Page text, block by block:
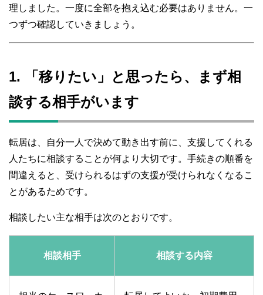
理しました。一度に全部を抱え込む必要はありません。一
つずつ確認していきましょう。
1. 「移りたい」と思ったら、まず相
談する相手がいます
転居は、自分一人で決めて動き出す前に、支援してくれる
人たちに相談することが何より大切です。手続きの順番を
間違えると、受けられるはずの支援が受けられなくなるこ
とがあるためです。
相談したい主な相手は次のとおりです。
相談相手 相談する内容